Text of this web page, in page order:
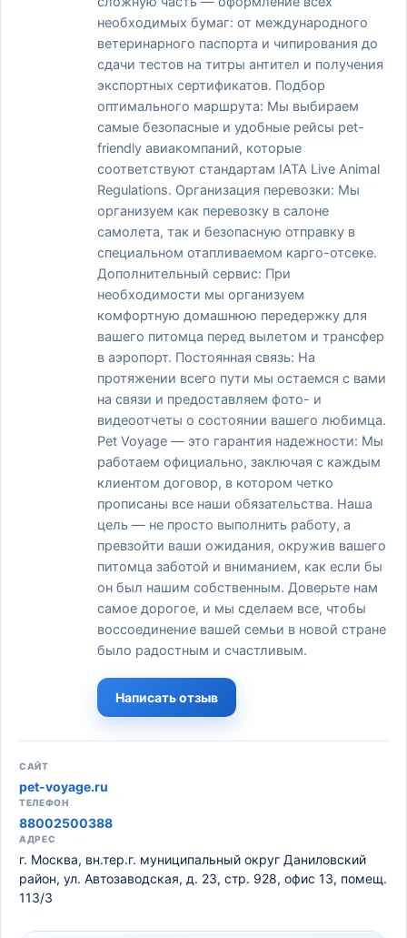
необходимых бумаг: от международного
ветеринарного паспорта и чипирования до
сдачи тестов на титры антител и получения
экспортных сертификатов. Подбор
оптимального маршрута: Мы выбираем
самые безопасные и удобные рейсы pet-
friendly авиакомпаний, которые
соответствуют стандартам IATA Live Animal
Regulations. Организация перевозки: Мы
организуем как перевозку в салоне
самолета, так и безопасную отправку в
специальном отапливаемом карго-отсеке.
Дополнительный сервис: При
необходимости мы организуем
комфортную домашнюю передержку для
вашего питомца перед вылетом и трансфер
в аэропорт. Постоянная связь: На
протяжении всего пути мы остаемся с вами
на связи и предоставляем фото- и
видеоотчеты о состоянии вашего любимца.
Pet Voyage — это гарантия надежности: Мы
работаем официально, заключая с каждым
клиентом договор, в котором четко
прописаны все наши обязательства. Наша
цель — не просто выполнить работу, а
превзойти ваши ожидания, окружив вашего
питомца заботой и вниманием, как если бы
он был нашим собственным. Доверьте нам
самое дорогое, и мы сделаем все, чтобы
воссоединение вашей семьи в новой стране
было радостным и счастливым.
Написать отзыв
САЙТ
pet-voyage.ru
ТЕЛЕФОН
88002500388
АДРЕС
г. Москва, вн.тер.г. муниципальный округ Даниловский
район, ул. Автозаводская, д. 23, стр. 928, офис 13, помещ.
113/3